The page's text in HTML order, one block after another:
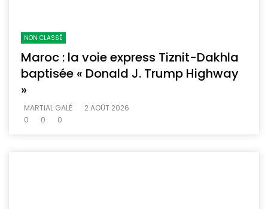
NON CLASSÉ
Maroc : la voie express Tiznit-Dakhla
baptisée « Donald J. Trump Highway
»
MARTIAL GALÉ
2 AOÛT 2026
0
0 0